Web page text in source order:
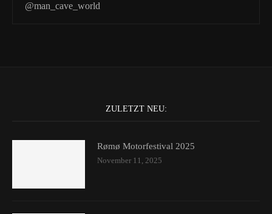
@man_cave_world
ZULETZT NEU:
Rømø Motorfestival 2025
November 11, 2025